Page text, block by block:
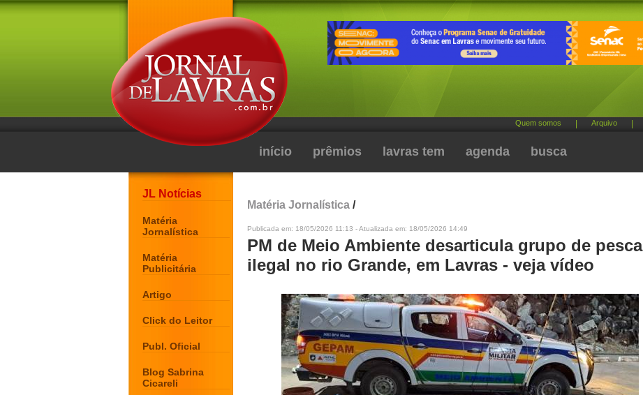
Quem somos Arquivo
início prêmios lavras tem agenda busca
JL Notícias
Matéria
Jornalística
Matéria
Publicitária
Artigo
Click do Leitor
Publ. Oficial
Blog Sabrina
Cicareli
Matéria Jornalística /
Publicada em: 18/05/2026 11:13 - Atualizada em: 18/05/2026 14:49
PM de Meio Ambiente desarticula grupo de pesca
ilegal no rio Grande, em Lavras - veja vídeo